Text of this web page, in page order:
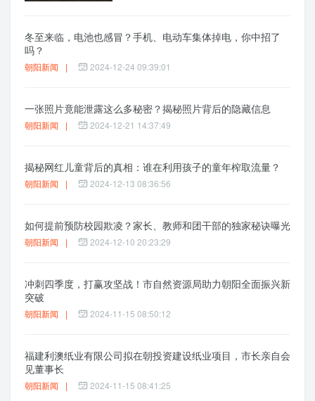
冬至来临，电池也感冒？手机、电动车集体掉电，你中招了
吗？
朝阳新闻 | 2024-12-24 09:39:01
一张照片竟能泄露这么多秘密？揭秘照片背后的隐藏信息
朝阳新闻 | 2024-12-21 14:37:49
揭秘网红儿童背后的真相：谁在利用孩子的童年榨取流量？
朝阳新闻 | 2024-12-13 08:36:56
如何提前预防校园欺凌？家长、教师和团干部的独家秘诀曝光
朝阳新闻 | 2024-12-10 20:23:29
冲刺四季度，打赢攻坚战！市自然资源局助力朝阳全面振兴新
突破
朝阳新闻 | 2024-11-15 08:50:12
福建利澳纸业有限公司拟在朝投资建设纸业项目，市长亲自会
见董事长
朝阳新闻 | 2024-11-15 08:41:25